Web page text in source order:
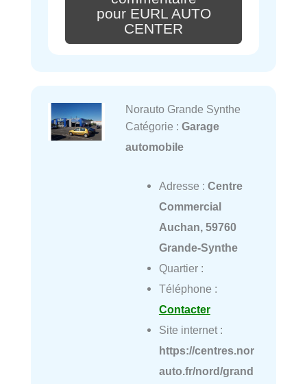
pour EURL AUTO
CENTER
Norauto Grande Synthe
Catégorie : Garage
automobile
Adresse : Centre
Commercial
Auchan, 59760
Grande-Synthe
Quartier :
Téléphone :
Contacter
Site internet :
https://centres.nor
auto.fr/nord/grand